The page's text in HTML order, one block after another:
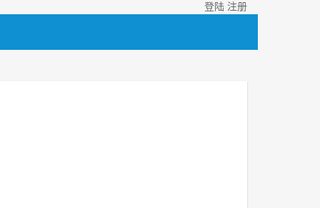
登陆 注册